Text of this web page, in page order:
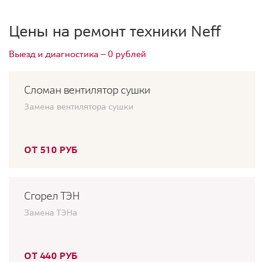
Цены на ремонт техники Neff
Выезд и диагностика — 0 рублей
Сломан вентилятор сушки
Замена вентилятора сушки
ОТ 510 РУБ
Сгорел ТЭН
Замена ТЭНа
ОТ 440 РУБ